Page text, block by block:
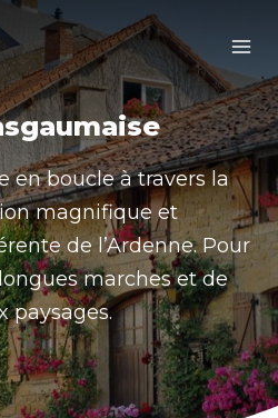
en boucle à travers la
magnifique et
de l’Ardenne. Pour
marches et de
paysages.